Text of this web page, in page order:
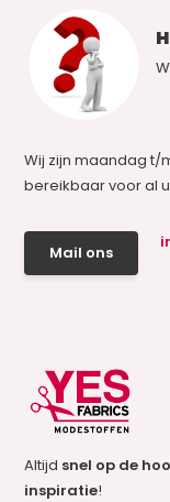
Wij zijn maandag t/
bereikbaar voor al
Mail ons
Altijd snel op de
inspiratie!